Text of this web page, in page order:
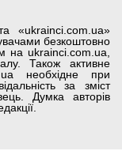
«ukrainci.com.ua»
безкоштовно
на ukrainci.com.ua,
Також активне
необхідне при
за зміст
Думка авторів